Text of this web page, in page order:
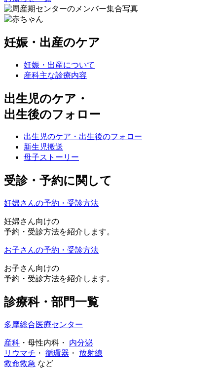
妊娠・出産のケア
妊娠・出産について
産科主な診療内容
出生児のケア・
出生後のフォロー
出生児のケア・出生後のフォロー
新生児搬送
母子ストーリー
受診・予約に関して
妊婦さんの予約・受診方法
妊婦さん向けの
予約・受診方法を紹介します。
お子さんの予約・受診方法
お子さん向けの
予約・受診方法を紹介します。
診療科・部門一覧
多摩総合医療センター
産科 ・母性内科・ 内分泌
リウマチ ・ 循環器 ・ 放射線
救命救急 など